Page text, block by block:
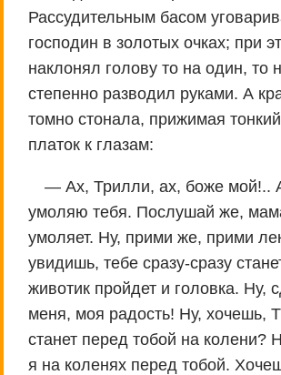
Рассудительным басом
господин в золотых очках; при
наклонял голову то на один, то
степенно разводил руками. А
томно стонала, прижимая
платок к глазам:
— Ах, Трилли, ах, боже мой!..
умоляю тебя. Послушай же,
умоляет. Ну, прими же, прими
увидишь, тебе сразу-сразу
животик пройдет и головка. Ну,
меня, моя радость! Ну, хочешь,
станет перед тобой на колени?
я на коленях перед тобой.